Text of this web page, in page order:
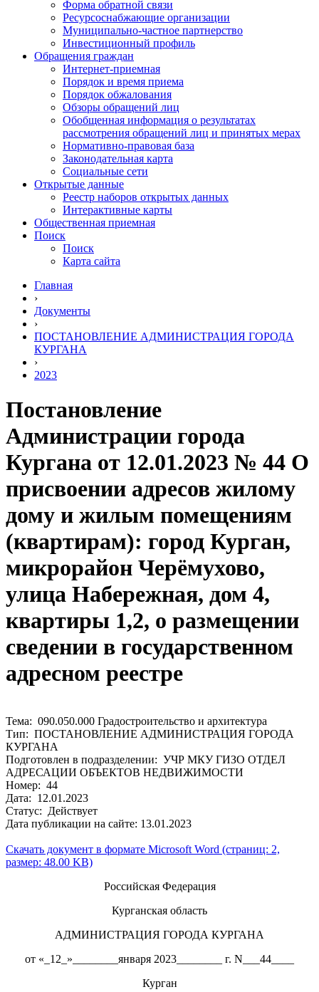
Форма обратной связи
Ресурсоснабжающие организации
Муниципально-частное партнерство
Инвестиционный профиль
Обращения граждан
Интернет-приемная
Порядок и время приема
Порядок обжалования
Обзоры обращений лиц
Обобщенная информация о результатах
рассмотрения обращений лиц и принятых мерах
Нормативно-правовая база
Законодательная карта
Социальные сети
Открытые данные
Реестр наборов открытых данных
Интерактивные карты
Общественная приемная
Поиск
Поиск
Карта сайта
Главная
›
Документы
›
ПОСТАНОВЛЕНИЕ АДМИНИСТРАЦИЯ ГОРОДА
КУРГАНА
›
2023
Постановление
Администрации города
Кургана от 12.01.2023 № 44 О
присвоении адресов жилому
дому и жилым помещениям
(квартирам): город Курган,
микрорайон Черёмухово,
улица Набережная, дом 4,
квартиры 1,2, о размещении
сведении в государственном
адресном реестре
Тема: 090.050.000 Градостроительство и архитектура
Тип: ПОСТАНОВЛЕНИЕ АДМИНИСТРАЦИЯ ГОРОДА
КУРГАНА
Подготовлен в подразделении: УЧР МКУ ГИЗО ОТДЕЛ
АДРЕСАЦИИ ОБЪЕКТОВ НЕДВИЖИМОСТИ
Номер: 44
Дата: 12.01.2023
Статус: Действует
Дата публикации на сайте: 13.01.2023
Скачать документ в формате Microsoft Word (страниц: 2,
размер: 48.00 KB)
Российская Федерация
Курганская область
АДМИНИСТРАЦИЯ ГОРОДА КУРГАНА
от «_12_»________января 2023________ г. N___44____
Курган